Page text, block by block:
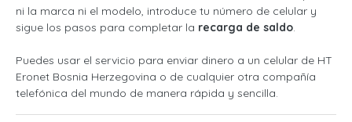
ni la marca ni el modelo, introduce tu número de celular y
sigue los pasos para completar la recarga de saldo.
Puedes usar el servicio para enviar dinero a un celular de HT
Eronet Bosnia Herzegovina o de cualquier otra compañía
telefónica del mundo de manera rápida y sencilla.